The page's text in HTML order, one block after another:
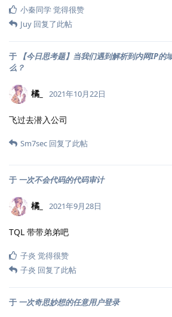
小秦同学觉得很赞
Juy 回复了此帖
于
【今日思考题】当我们遇到解析到内网IP的
么？
橘_ 2021年10月22日
飞过去潜入公司
Sm7sec 回复了此帖
于 一次不会代码的代码审计
橘_ 2021年9月28日
TQL 带带弟弟吧
子炎 觉得很赞
子炎 回复了此帖
于 一次奇思妙想的任意用户登录